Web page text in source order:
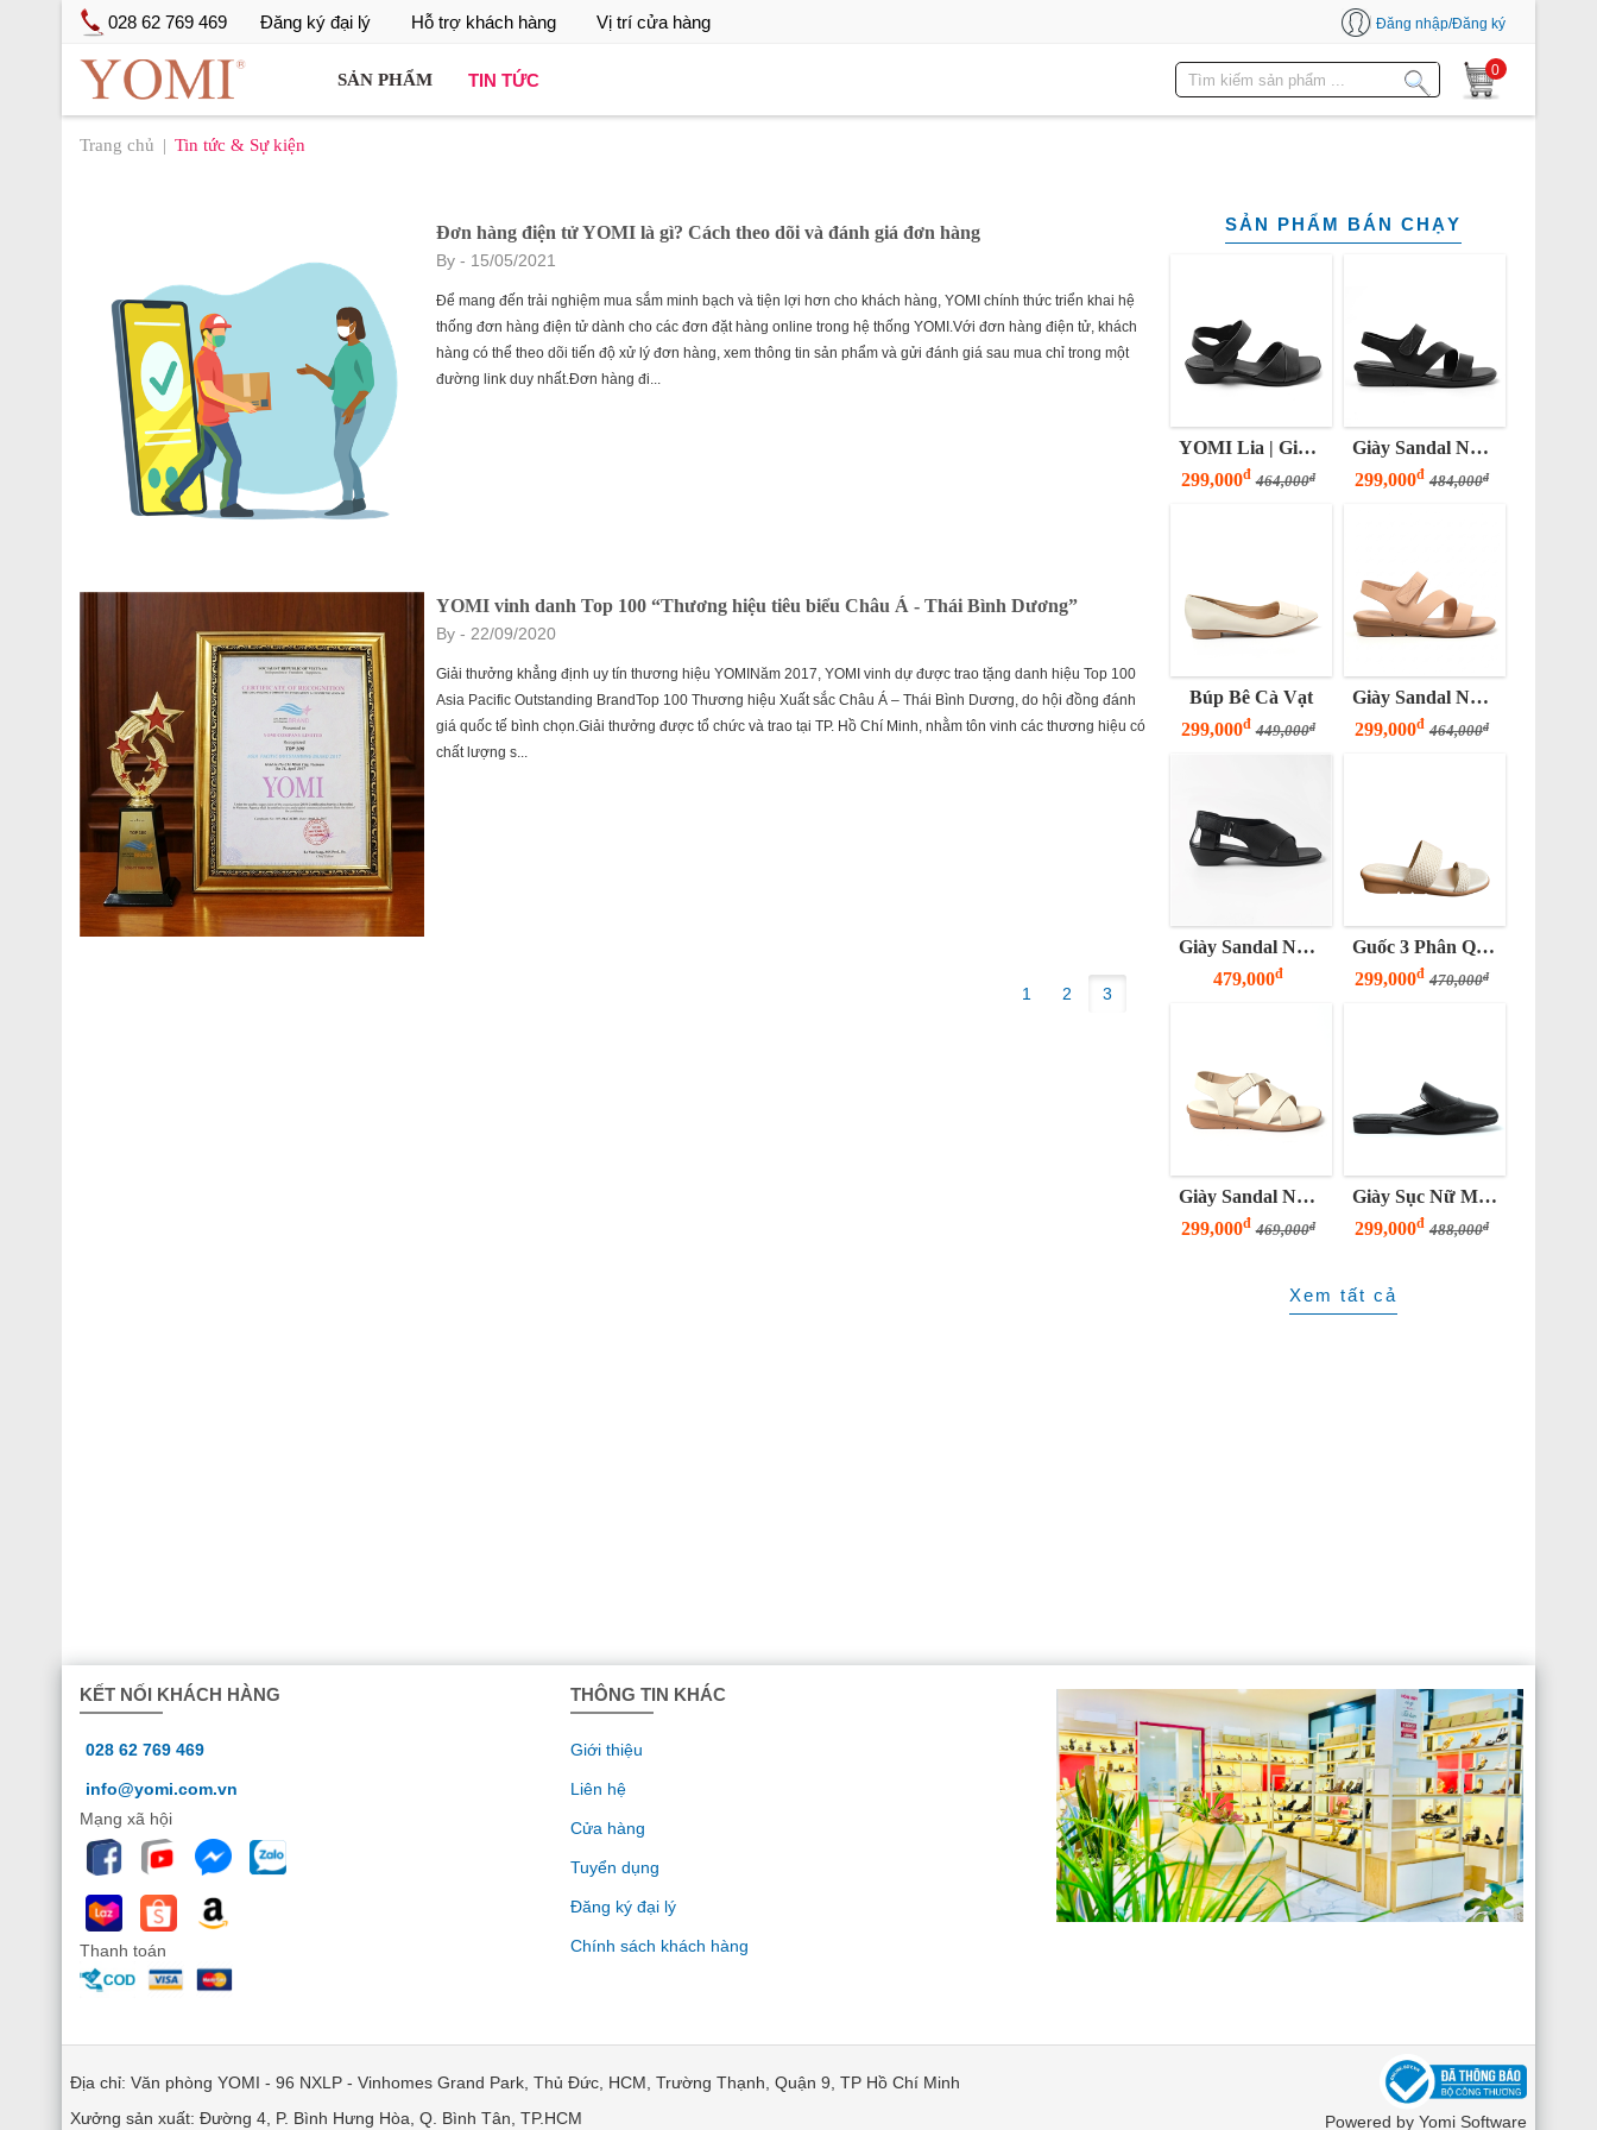
028 62 769 469 Đăng ký đại lý Hỗ trợ khách hàng Vị trí cửa hàng Đăng nhập/Đăng ký
SẢN PHẨM TIN TỨC 0
Trang chủ Tin tức & Sự kiện
Đơn hàng điện tử YOMI là gì? Cách theo dõi và đánh giá đơn hàng
By - 15/05/2021
Để mang đến trải nghiệm mua sắm minh bạch và tiện lợi hơn cho khách hàng, YOMI chính thức triển khai hệ
thống đơn hàng điện tử dành cho các đơn đặt hàng online trong hệ thống YOMI.Với đơn hàng điện tử, khách
hàng có thể theo dõi tiến độ xử lý đơn hàng, xem thông tin sản phẩm và gửi đánh giá sau mua chỉ trong một
đường link duy nhất.Đơn hàng đi...
YOMI vinh danh Top 100 “Thương hiệu tiêu biểu Châu Á - Thái Bình Dương”
By - 22/09/2020
Giải thưởng khẳng định uy tín thương hiệu YOMINăm 2017, YOMI vinh dự được trao tặng danh hiệu Top 100
Asia Pacific Outstanding BrandTop 100 Thương hiệu Xuất sắc Châu Á – Thái Bình Dương, do hội đồng đánh
giá quốc tế bình chọn.Giải thưởng được tổ chức và trao tại TP. Hồ Chí Minh, nhằm tôn vinh các thương hiệu có
chất lượng s...
1 2 3
SẢN PHẨM BÁN CHẠY
YOMI Lia | Giày Sandal Nữ Đế Thấp 3 Phân Quai Gấp
299,000đ 464,000đ
Giày Sandal Nữ 3 Phân Đế Bằng Quai Z
299,000đ 484,000đ
Búp Bê Cà Vạt
299,000đ 449,000đ
Giày Sandal Nữ Đế Bằng 3 Phân Quai Z
299,000đ 464,000đ
Giày Sandal Nữ Đế 3 Phân Cross New
479,000đ
Guốc 3 Phân Quai Ngang Bảng To
299,000đ 470,000đ
Giày Sandal Nữ Đế Bằng 3 Phân Quai Chéo
299,000đ 469,000đ
Giày Sục Nữ Mũi Vuông Đế Thấp YOMI
299,000đ 488,000đ
Xem tất cả
KẾT NỐI KHÁCH HÀNG
028 62 769 469
info@yomi.com.vn
Mạng xã hội
Thanh toán
THÔNG TIN KHÁC
Giới thiệu
Liên hệ
Cửa hàng
Tuyển dụng
Đăng ký đại lý
Chính sách khách hàng
Địa chỉ: Văn phòng YOMI - 96 NXLP - Vinhomes Grand Park, Thủ Đức, HCM, Trường Thạnh, Quận 9, TP Hồ Chí Minh
Xưởng sản xuất: Đường 4, P. Bình Hưng Hòa, Q. Bình Tân, TP.HCM
Powered by Yomi Software